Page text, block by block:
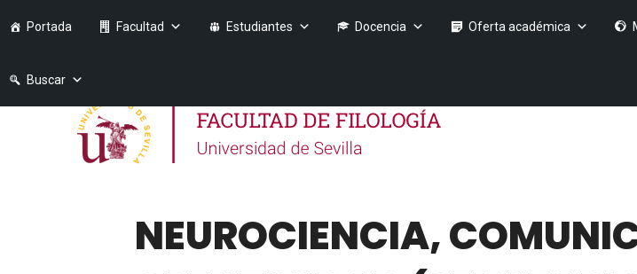
Portada Facultad Estudiantes Docencia Oferta académica
Buscar
NEUROCIENCIA,